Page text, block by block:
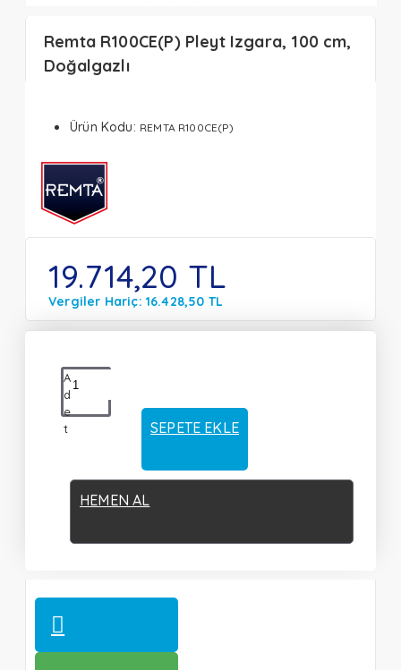
Remta R100CE(P) Pleyt Izgara, 100 cm,
Doğalgazlı
Ürün Kodu: REMTA R100CE(P)
19.714,20 TL
Vergiler Hariç: 16.428,50 TL
A
d
e
t
SEPETE EKLE
HEMEN AL